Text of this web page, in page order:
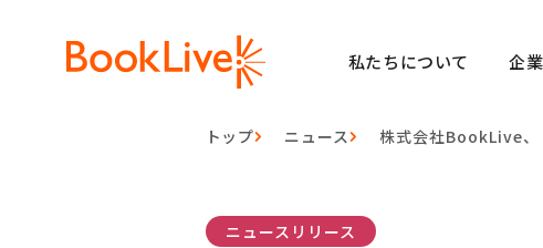
私たちについて 企
トップ ニュース 株式会社BookLive、
ニュースリリース